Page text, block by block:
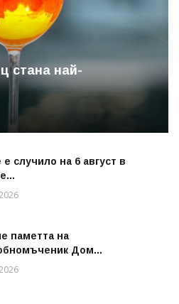
стана най-
е случило на 6 август в
паметта на
Дом...